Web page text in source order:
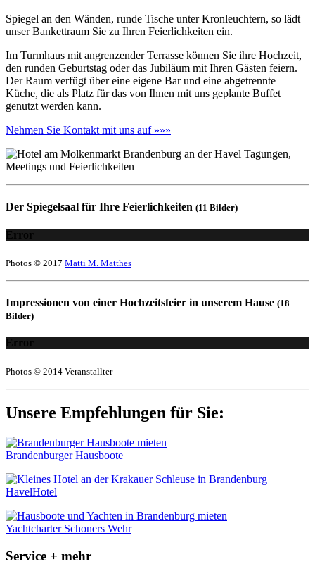
Spiegel an den Wänden, runde Tische unter Kronleuchtern, so lädt
unser Bankettraum Sie zu Ihren Feierlichkeiten ein.
Im Turmhaus mit angrenzender Terrasse können Sie ihre Hochzeit,
den runden Geburtstag oder das Jubiläum mit Ihren Gästen feiern.
Der Raum verfügt über eine eigene Bar und eine abgetrennte
Küche, die als Platz für das von Ihnen mit uns geplante Buffet
genutzt werden kann.
Nehmen Sie Kontakt mit uns auf »»»
Der Spiegelsaal für Ihre Feierlichkeiten (11 Bilder)
Error
Photos © 2017 Matti M. Matthes
Impressionen von einer Hochzeitsfeier in unserem Hause (18
Bilder)
Error
Photos © 2014 Veranstallter
Unsere Empfehlungen für Sie:
Brandenburger Hausboote
HavelHotel
Yachtcharter Schoners Wehr
Service + mehr